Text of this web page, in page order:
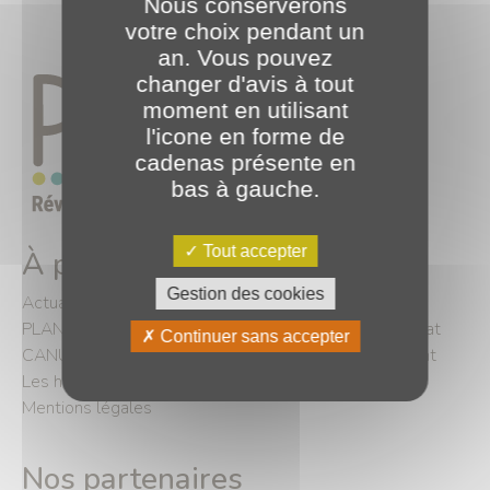
À propos
Actualités
PLANET Bourgogne a été retenu par la centrale d’achat
CANUT pour son accord-cadre Cloud et Hébergement
Les histoires à succès
Mentions légales
Nos partenaires
votre choix pendant un
an. Vous pouvez
changer d'avis à tout
moment en utilisant
l'icone en forme de
cadenas présente en
bas à gauche.
Tout accepter
Gestion des cookies
Continuer sans accepter